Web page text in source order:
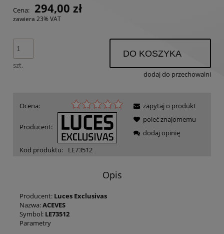
Cena: 294,00 zł
zawiera 23% VAT
szt.
DO KOSZYKA
dodaj do przechowalni
Ocena:
Producent:
Kod produktu: LE73512
zapytaj o produkt
poleć znajomemu
dodaj opinię
Opis
Producent: Luces Exclusivas
Nazwa:ACEVES
Symbol: LE73512
Parametry